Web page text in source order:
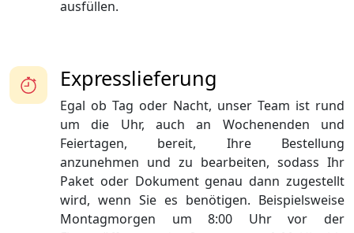
ausfüllen.
Expresslieferung
Egal ob Tag oder Nacht, unser Team ist rund
um die Uhr, auch an Wochenenden und
Feiertagen, bereit, Ihre Bestellung
anzunehmen und zu bearbeiten, sodass Ihr
Paket oder Dokument genau dann zugestellt
wird, wenn Sie es benötigen. Beispielsweise
Montagmorgen um 8:00 Uhr vor der